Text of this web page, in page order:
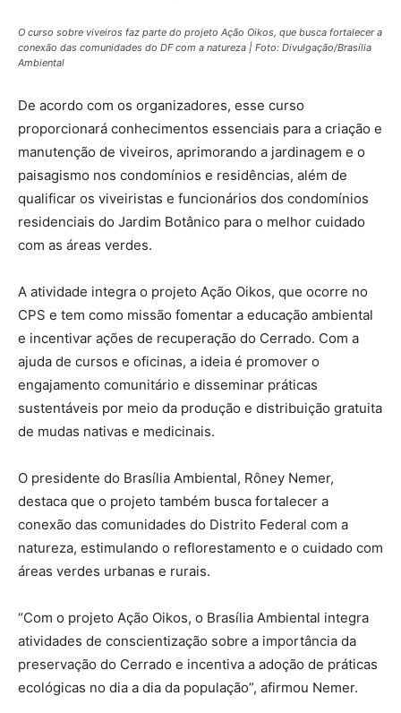
O curso sobre viveiros faz parte do projeto Ação Oikos, que busca fortalecer a
conexão das comunidades do DF com a natureza | Foto: Divulgação/Brasília
Ambiental
De acordo com os organizadores, esse curso
proporcionará conhecimentos essenciais para a criação e
manutenção de viveiros, aprimorando a jardinagem e o
paisagismo nos condomínios e residências, além de
qualificar os viveiristas e funcionários dos condomínios
residenciais do Jardim Botânico para o melhor cuidado
com as áreas verdes.
A atividade integra o projeto Ação Oikos, que ocorre no
CPS e tem como missão fomentar a educação ambiental
e incentivar ações de recuperação do Cerrado. Com a
ajuda de cursos e oficinas, a ideia é promover o
engajamento comunitário e disseminar práticas
sustentáveis por meio da produção e distribuição gratuita
de mudas nativas e medicinais.
O presidente do Brasília Ambiental, Rôney Nemer,
destaca que o projeto também busca fortalecer a
conexão das comunidades do Distrito Federal com a
natureza, estimulando o reflorestamento e o cuidado com
áreas verdes urbanas e rurais.
“Com o projeto Ação Oikos, o Brasília Ambiental integra
atividades de conscientização sobre a importância da
preservação do Cerrado e incentiva a adoção de práticas
ecológicas no dia a dia da população”, afirmou Nemer.